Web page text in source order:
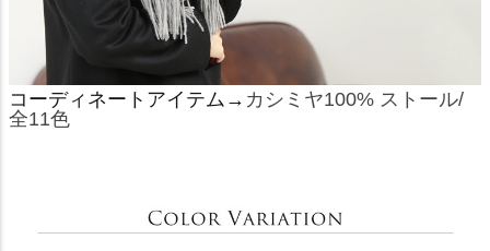
コーディネートアイテム→ カシミヤ100% ストール/
全11色